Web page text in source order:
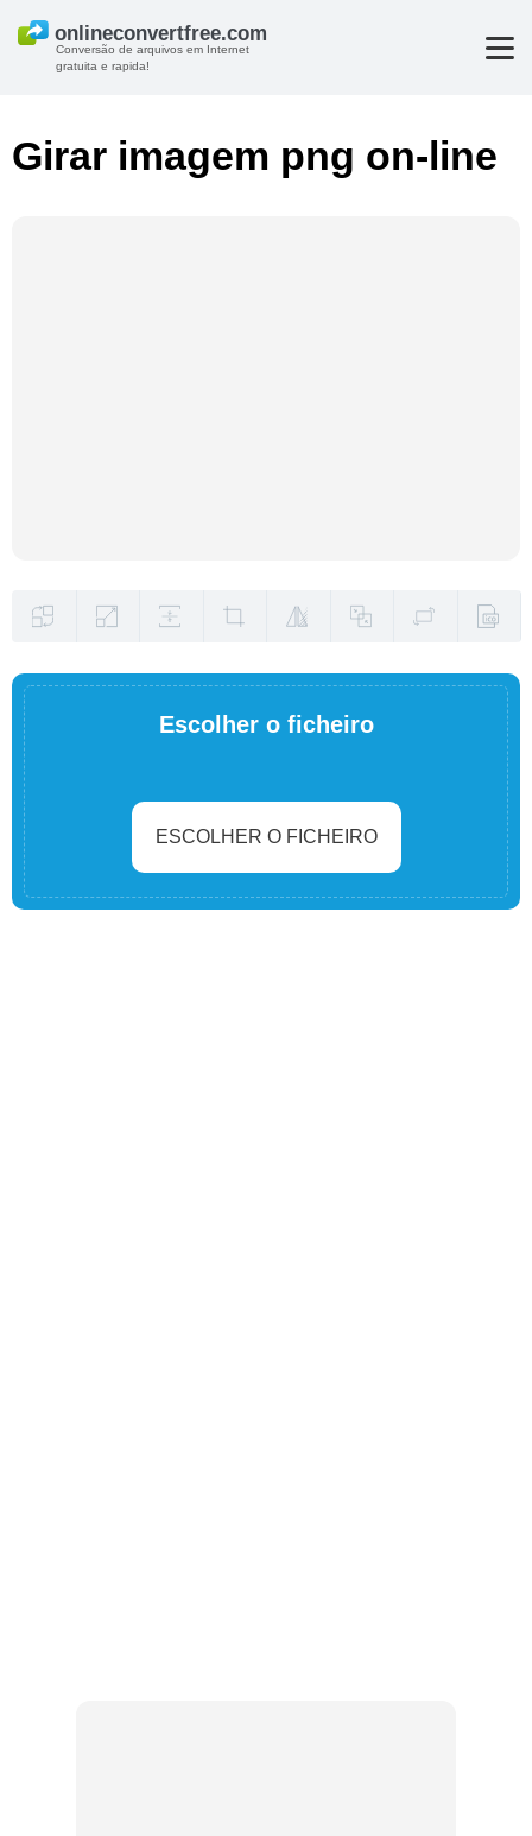
Conversão de arquivos em Internet
gratuita e rapida!
Girar imagem png on-line
Escolher o ficheiro
ESCOLHER O FICHEIRO